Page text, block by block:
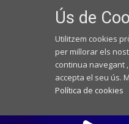
Ús de
Utilitzem cookies
per millorar els
continua navegant
accepta el seu ús.
Política de cookies